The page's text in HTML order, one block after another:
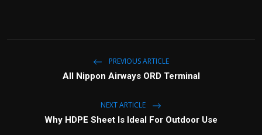
PREVIOUS ARTICLE
All Nippon Airways ORD Terminal
NEXT ARTICLE
Why HDPE Sheet Is Ideal For Outdoor Use